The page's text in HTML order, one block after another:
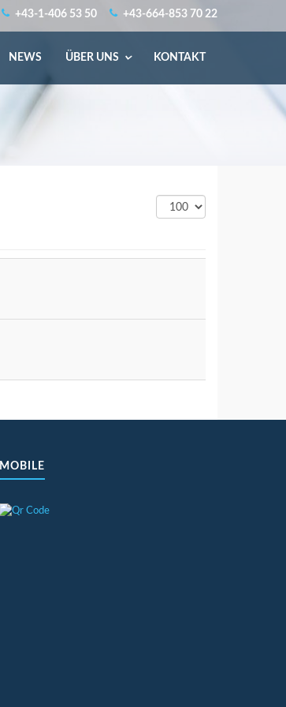
+43-1-406 53 50 +43-664-853 70 22
NEWS ÜBER UNS KONTAKT
Anzeige
#
MOBILE